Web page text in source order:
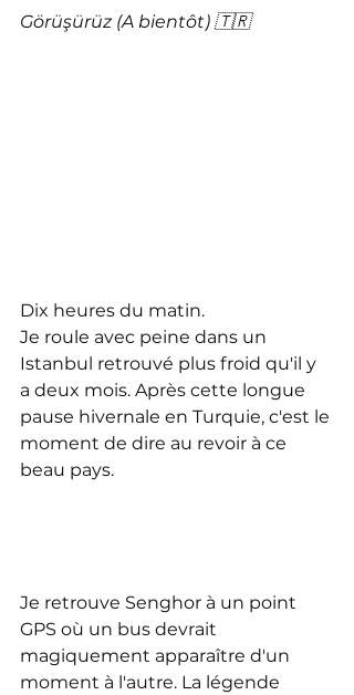
Görüşürüz (A bientôt) 🇹🇷
Dix heures du matin.
Je roule avec peine dans un
Istanbul retrouvé plus froid qu'il y
a deux mois. Après cette longue
pause hivernale en Turquie, c'est le
moment de dire au revoir à ce
beau pays.
Je retrouve Senghor à un point
GPS où un bus devrait
magiquement apparaître d'un
moment à l'autre. La légende